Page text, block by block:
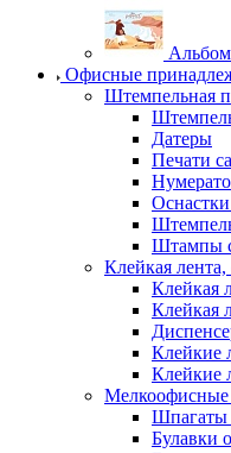
Офисные
Штемпельная
Датеры
Печати
Штампы
Клейкая лента,
Клейкая
Клейкая
Клейкие
Клейкие
Мелкоофисные
Шпагаты
Булавки